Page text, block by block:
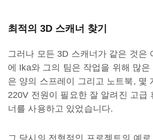
최적의 3D 스캐너 찾기
그러나 모든 3D 스캐너가 같은 것은
에 Ika와 그의 팀은 작업을 위해 많
은 양의 스프레이 그리고 노트북, 몇
220V 전원이 필요한 잘 알려진 고급
너를 사용하고 있었습니다.